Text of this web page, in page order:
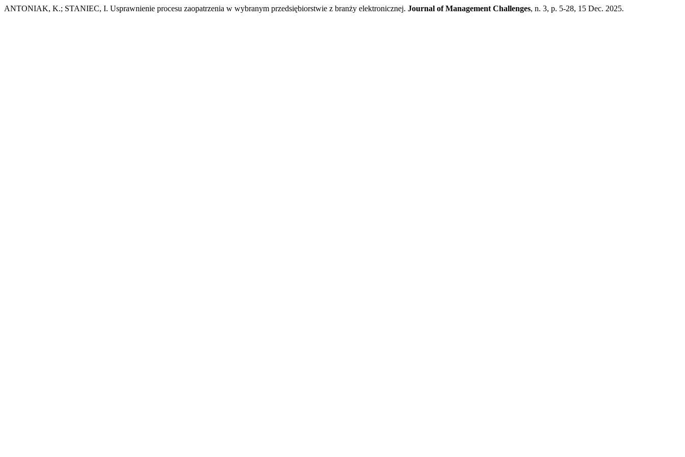
ANTONIAK, K.; STANIEC, I. Usprawnienie procesu zaopatrzenia w wybranym przedsiębiorstwie z branży elektronicznej. Journal of Management Challenges, n. 3, p. 5-28, 15 Dec. 2025.